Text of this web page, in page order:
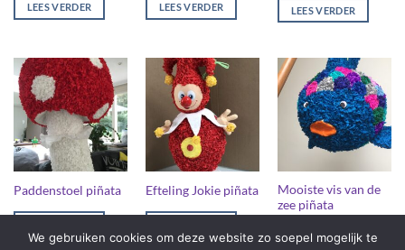
LEES VERDER LEES VERDER LEES VERDER
Paddenstoel piñata Efteling Jokie piñata
Mooiste vis van de
zee piñata
LEES VERDER
We gebruiken cookies om deze website zo soepel mogelijk te